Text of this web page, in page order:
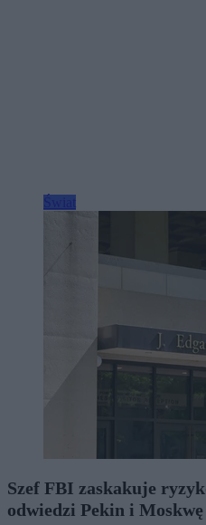
Szef FBI zaskakuje
odwiedzi Pekin i Moskwę